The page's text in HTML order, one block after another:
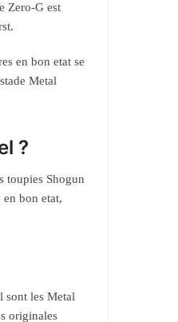
Zero-G est
en bon etat se
Metal
?
toupies Shogun
bon etat,
sont les Metal
originales